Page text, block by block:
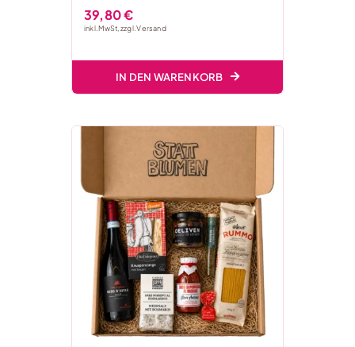
39,80€
inkl. MwSt, zzgl.Versand
IN DEN WARENKORB